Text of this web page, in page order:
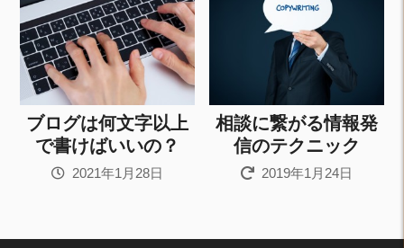
ブログは何文字以上
で書けばいいの？
2021年1月28日
相談に繋がる情報発
信のテクニック
2019年1月24日